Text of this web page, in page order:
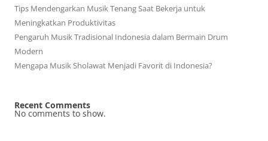
Tips Mendengarkan Musik Tenang Saat Bekerja untuk
Meningkatkan Produktivitas
Pengaruh Musik Tradisional Indonesia dalam Bermain Drum
Modern
Mengapa Musik Sholawat Menjadi Favorit di Indonesia?
Recent Comments
No comments to show.